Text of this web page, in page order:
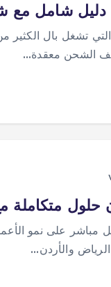
دليل شامل مع
تشغل بال الكثير
الشحن معقدة…
حلول متكاملة
مباشر على نمو
والأردن…